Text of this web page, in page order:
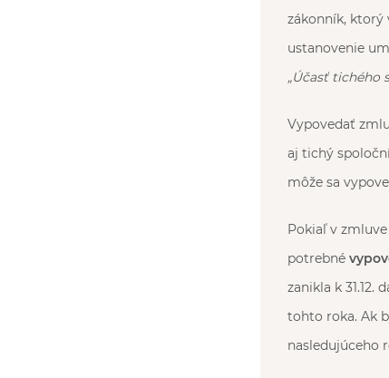
zákonník, ktorý
ustanovenie
„Účasť tichého
Vypovedať
aj tichý
môže sa
Pokiaľ v
potrebné
zanikla k
tohto roka. Ak
nasledujúceho